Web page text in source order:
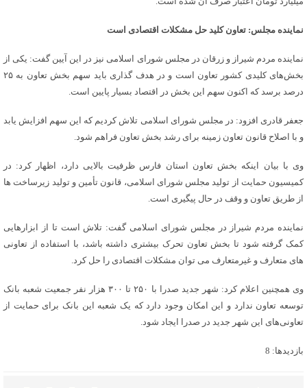
نماینده مجلس: تعاون کلید حل مشکلات اقتصادی است
نماینده مردم شیراز و زرقان در مجلس شورای اسلامی نیز در این آیین گفت: یکی از
بخش‌های کلیدی کشور تعاون است و در هدف گذاری باید سهم بخش تعاون به ۲۵
درصد برسد که اکنون سهم این بخش در اقتصاد بسیار پایین است.
جعفر قادری افزود: در مجلس شورای اسلامی تلاش کردیم که این سهم افزایش یابد
و با اصلاح قانون تعاون زمینه برای رشد بخش تعاون فراهم شود.
وی با بیان اینکه بخش تعاون استان فارس ظرفیت بالایی دارد، اظهار کرد: در
کمیسیون حمایت از تولید مجلس شورای اسلامی، قانون تأمین و تولید زیرساخت ها
از طریق تعاون و وقف در حال پیگیری است.
نماینده مردم شیراز در مجلس شورای اسلامی گفت: تلاش است تا از ابزارهایی
کمک گرفته شود تا بخش تعاون تحرک بیشتری داشته باشد، با استفاده از تعاونی
های متعارف و غیرمتعارف می توان مشکلات اقتصادی را حل کرد.
وی همچنین اعلام کرد: شهر جدید صدرا با ۲۵۰ تا ۳۰۰ هزار نفر جمعیت شعبه بانک
توسعه تعاون ندارد و این امکان وجود دارد که یک شعبه این بانک برای حمایت از
تعاونی‌های این شهر جدید در صدرا ایجاد شود.
بازدیدها: 8